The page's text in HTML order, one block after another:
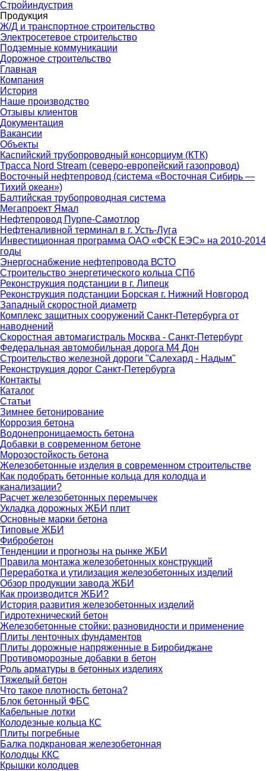
Стройиндустрия
Продукция
Ж/Д и транспортное строительство
Электросетевое строительство
Подземные коммуникации
Дорожное строительство
Главная
Компания
История
Наше производство
Отзывы клиентов
Документация
Вакансии
Объекты
Каспийский трубопроводный консорциум (КТК)
Трасса Nord Stream (северо-европейский газопровод)
Восточный нефтепровод (система «Восточная Сибирь —
Тихий океан»)
Балтийская трубопроводная система
Мегапроект Ямал
Нефтепровод Пурпе-Самотлор
Нефтеналивной терминал в г. Усть-Луга
Инвестиционная программа ОАО «ФСК ЕЭС» на 2010-2014
годы
Энергоснабжение нефтепровода ВСТО
Строительство энергетического кольца СПб
Реконструкция подстанции в г. Липецк
Реконструкция подстанции Борская г. Нижний Новгород
Западный скоростной диаметр
Комплекс защитных сооружений Санкт-Петербурга от
наводнений
Скоростная автомагистраль Москва - Санкт-Петербург
Федеральная автомобильная дорога М4 Дон
Строительство железной дороги "Салехард - Надым"
Реконструкция дорог Санкт-Петербурга
Контакты
Каталог
Статьи
Зимнее бетонирование
Коррозия бетона
Водонепроницаемость бетона
Добавки в современном бетоне
Морозостойкость бетона
Железобетонные изделия в современном строительстве
Как подобрать бетонные кольца для колодца и
канализации?
Расчет железобетонных перемычек
Укладка дорожных ЖБИ плит
Основные марки бетона
Типовые ЖБИ
Фибробетон
Тенденции и прогнозы на рынке ЖБИ
Правила монтажа железобетонных конструкций
Переработка и утилизация железобетонных изделий
Обзор продукции завода ЖБИ
Как производится ЖБИ?
История развития железобетонных изделий
Гидротехнический бетон
Железобетонные стойки: разновидности и применение
Плиты ленточных фундаментов
Плиты дорожные напряженные в Биробиджане
Противоморозные добавки в бетон
Роль арматуры в бетонных изделиях
Тяжелый бетон
Что такое плотность бетона?
Блок бетонный ФБС
Кабельные лотки
Колодезные кольца КС
Плиты погребные
Балка подкрановая железобетонная
Колодцы ККС
Крышки колодцев